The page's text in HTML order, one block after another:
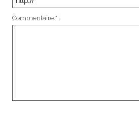
Commentaire * :